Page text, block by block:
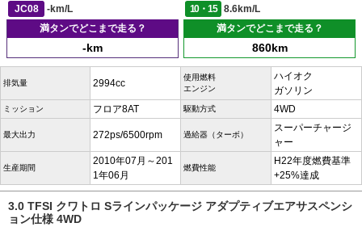
JC08
-km/L 10・15
8.6km/L
満タンでどこまで走る？
-km
満タンでどこまで走る？
860km
排気量 2994cc
使用燃料
エンジン
ハイオク
ガソリン
ミッション フロア8AT 駆動方式 4WD
最大出力 272ps/6500rpm 過給器（ターボ）
スーパーチャージ
ャー
生産期間
2010年07月～201
1年06月
燃費性能
H22年度燃費基準
+25%達成
3.0 TFSI クワトロ Sラインパッケージ アダプティブエアサスペンシ
ョン仕様 4WD